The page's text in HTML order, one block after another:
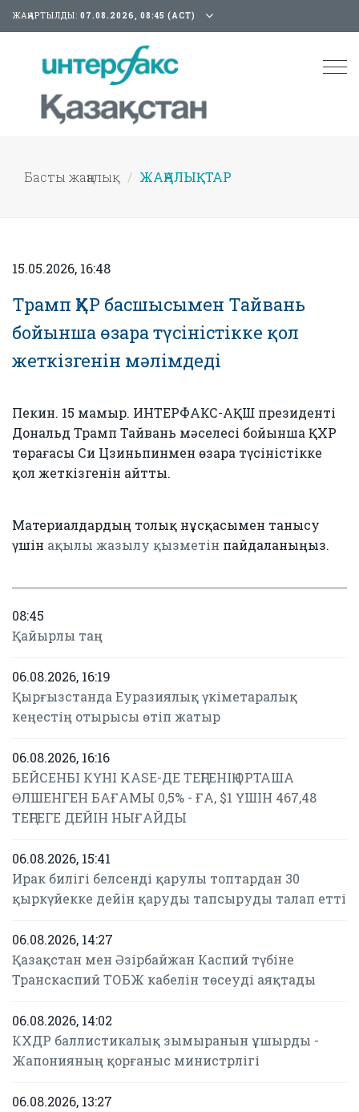
ЖАҢАРТЫЛДЫ: 07.08.2026, 08:45 (АСТ)
Басты жаңалық ЖАҢАЛЫҚТАР
15.05.2026, 16:48
Трамп ҚХР басшысымен Тайвань
бойынша өзара түсіністікке қол
жеткізгенін мәлімдеді
Пекин. 15 мамыр. ИНТЕРФАКС-АҚШ президенті
Дональд Трамп Тайвань мәселесі бойынша ҚХР
төрағасы Си Цзиньпинмен өзара түсіністікке
қол жеткізгенін айтты.
Материалдардың толық нұсқасымен танысу
үшін ақылы жазылу қызметін пайдаланыңыз.
08:45
Қайырлы таң
06.08.2026, 16:19
Қырғызстанда Еуразиялық үкіметаралық
кеңестің отырысы өтіп жатыр
06.08.2026, 16:16
БЕЙСЕНБІ КҮНІ KASE-ДЕ ТЕҢГЕНІҢ ОРТАША
ӨЛШЕНГЕН БАҒАМЫ 0,5% - ҒА, $1 ҮШІН 467,48
ТЕҢГЕГЕ ДЕЙІН НЫҒАЙДЫ
06.08.2026, 15:41
Ирак билігі белсенді қарулы топтардан 30
қыркүйекке дейін қаруды тапсыруды талап етті
06.08.2026, 14:27
Қазақстан мен Әзірбайжан Каспий түбіне
Транскаспий ТОБЖ кабелін төсеуді аяқтады
06.08.2026, 14:02
КХДР баллистикалық зымыранын ұшырды -
Жапонияның қорғаныс министрлігі
06.08.2026, 13:27